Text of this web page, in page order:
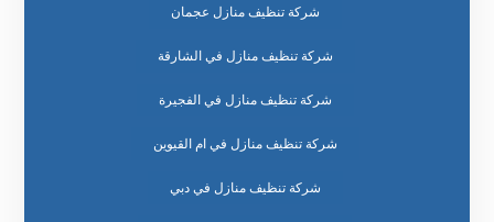
شركة تنظيف منازل عجمان
شركة تنظيف منازل في الشارقة
شركة تنظيف منازل في الفجيرة
شركة تنظيف منازل في ام القيوين
شركة تنظيف منازل في دبي